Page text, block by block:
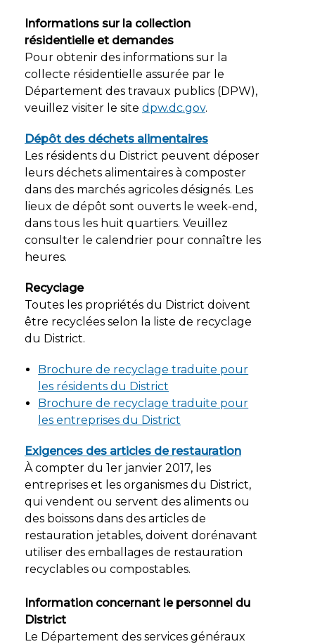
Informations sur la collection
résidentielle et demandes
Pour obtenir des informations sur la
collecte résidentielle assurée par le
Département des travaux publics (DPW),
veuillez visiter le site dpw.dc.gov.
Dépôt des déchets alimentaires
Les résidents du District peuvent déposer
leurs déchets alimentaires à composter
dans des marchés agricoles désignés. Les
lieux de dépôt sont ouverts le week-end,
dans tous les huit quartiers. Veuillez
consulter le calendrier pour connaître les
heures.
Recyclage
Toutes les propriétés du District doivent
être recyclées selon la liste de recyclage
du District.
Brochure de recyclage traduite pour
les résidents du District
Brochure de recyclage traduite pour
les entreprises du District
Exigences des articles de restauration
À compter du 1er janvier 2017, les
entreprises et les organismes du District,
qui vendent ou servent des aliments ou
des boissons dans des articles de
restauration jetables, doivent dorénavant
utiliser des emballages de restauration
recyclables ou compostables.
Information concernant le personnel du
District
Le Département des services généraux